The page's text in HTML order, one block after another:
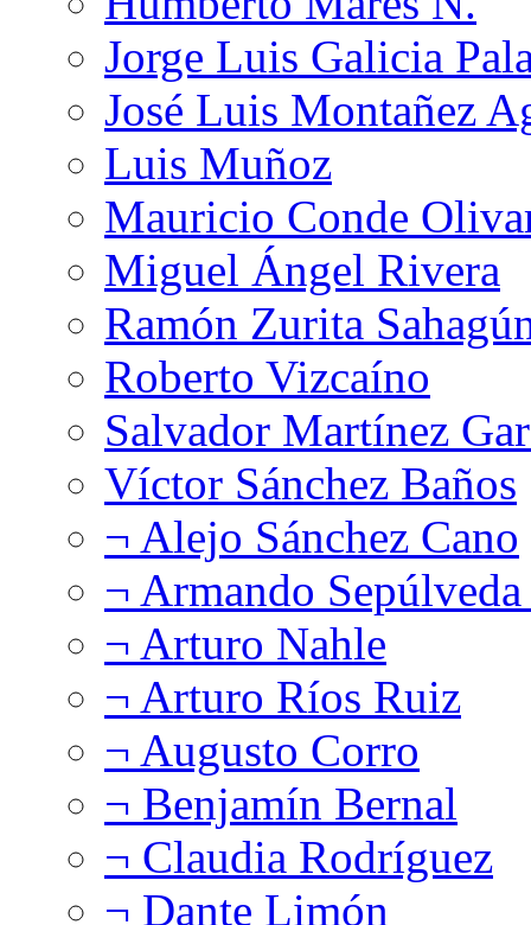
Jorge Luis Galicia
José Luis Montañez
Luis Muñoz
Mauricio Conde
Miguel Ángel Rivera
Ramón Zurita
Roberto Vizcaíno
Salvador Martínez
Víctor Sánchez Baños
¬ Alejo Sánchez Cano
¬ Armando
¬ Arturo Nahle
¬ Arturo Ríos Ruiz
¬ Augusto Corro
¬ Benjamín Bernal
¬ Claudia Rodríguez
¬ Dante Limón